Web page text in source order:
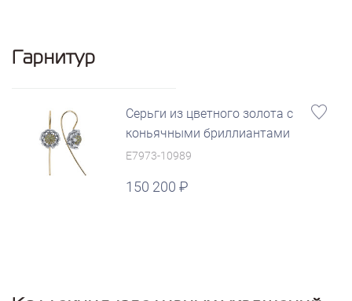
Гарнитур
Серьги из цветного золота с
коньячными бриллиантами
E7973-10989
150 200